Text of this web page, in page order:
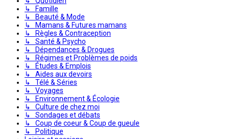
↳ Famille
↳ Beauté & Mode
↳ Mamans & Futures mamans
↳ Règles & Contraception
↳ Santé & Psycho
↳ Dépendances & Drogues
↳ Régimes et Problèmes de poids
↳ Études & Emplois
↳ Aides aux devoirs
↳ Télé & Séries
↳ Voyages
↳ Environnement & Écologie
↳ Culture de chez moi
↳ Sondages et débats
↳ Coup de coeur & Coup de gueule
↳ Politique